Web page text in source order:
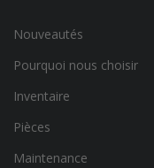
Nouveautés
Pourquoi nous choisir
Inventaire
Pièces
Maintenance